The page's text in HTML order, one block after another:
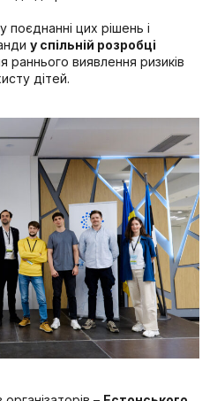
поєднанні цих рішень і
у спільній розробці
раннього виявлення ризиків
дітей.